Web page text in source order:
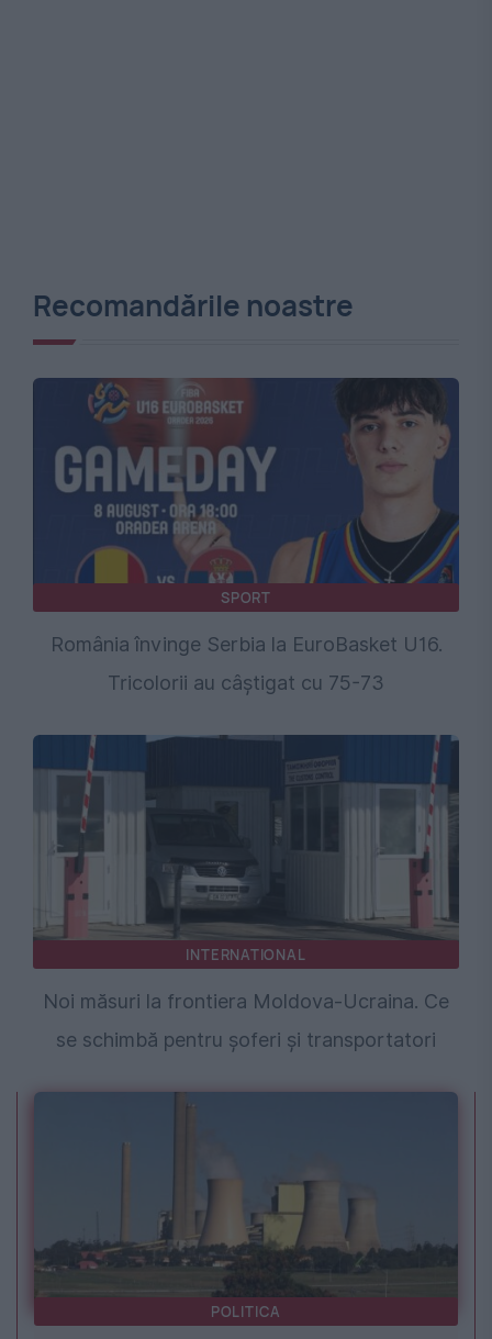
Recomandările noastre
SPORT
România învinge Serbia la EuroBasket U16.
Tricolorii au câștigat cu 75-73
INTERNATIONAL
Noi măsuri la frontiera Moldova-Ucraina. Ce
se schimbă pentru șoferi și transportatori
POLITICA